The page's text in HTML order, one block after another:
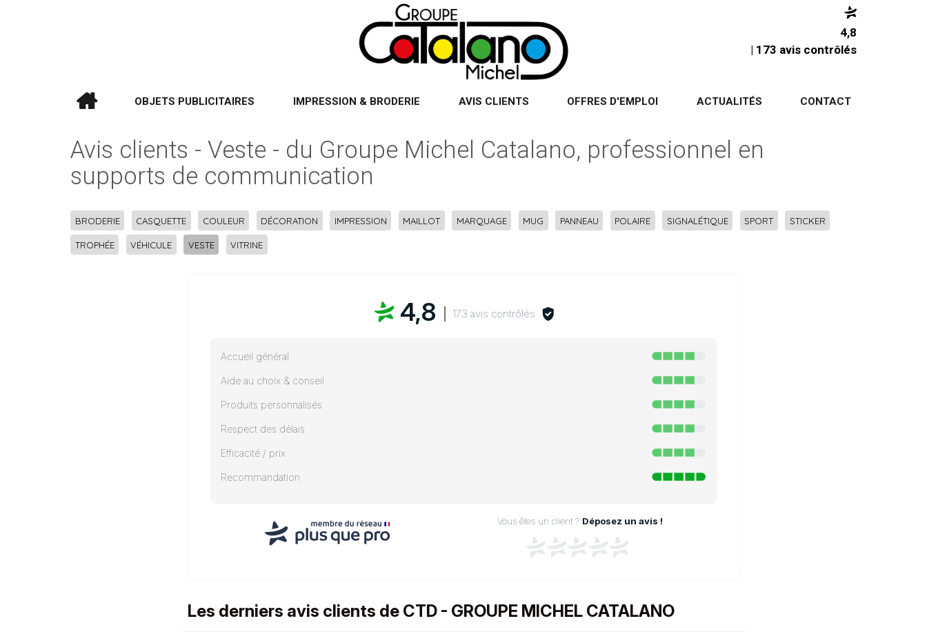
4,8
| 173 avis contrôlés
OBJETS PUBLICITAIRES IMPRESSION & BRODERIE AVIS CLIENTS OFFRES D'EMPLOI ACTUALITÉS CONTACT
Avis clients - Veste - du Groupe Michel Catalano, professionnel en
supports de communication
BRODERIE CASQUETTE COULEUR DÉCORATION IMPRESSION MAILLOT MARQUAGE MUG PANNEAU POLAIRE SIGNALÉTIQUE SPORT STICKER
TROPHÉE VÉHICULE VESTE VITRINE
4,8 173 avis contrôlés
Accueil général
Aide au choix & conseil
Produits personnalisés
Respect des délais
Efficacité / prix
Recommandation
Vous êtes un client ? Déposez un avis !
Les derniers avis clients de CTD - GROUPE MICHEL CATALANO